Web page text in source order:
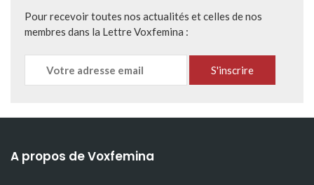
Pour recevoir toutes nos actualités et celles de nos
membres dans la Lettre Voxfemina :
A propos de Voxfemina